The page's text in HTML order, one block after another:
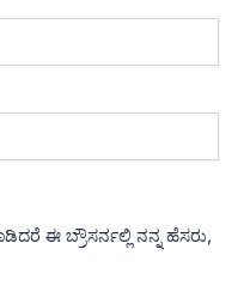
ಈ ಬ್ರೌಸರ್ನಲ್ಲಿ ನನ್ನ ಹೆಸರು,